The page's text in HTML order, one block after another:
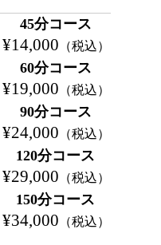
45分コース
¥14,000 （税込）
60分コース
¥19,000 （税込）
90分コース
¥24,000 （税込）
120分コース
¥29,000 （税込）
150分コース
¥34,000 （税込）